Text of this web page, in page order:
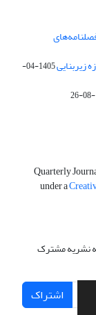
زیربنایی
1405-04-
Quarterly
under a
نشریه مشترک
اشتراک